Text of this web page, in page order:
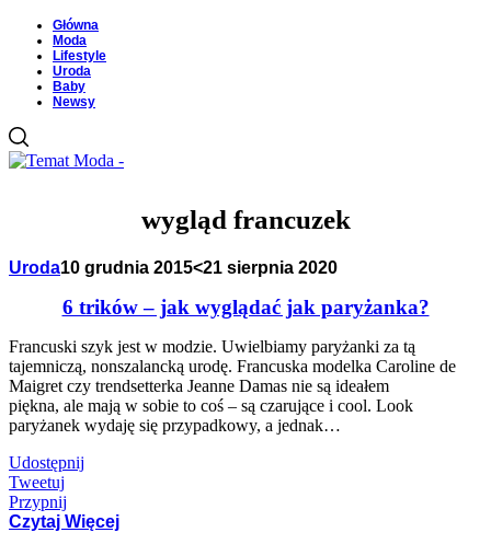
Główna
Moda
Lifestyle
Uroda
Baby
Newsy
wygląd francuzek
Uroda10 grudnia 2015<21 sierpnia 2020
6 trików – jak wyglądać jak paryżanka?
Francuski szyk jest w modzie. Uwielbiamy paryżanki za tą
tajemniczą, nonszalancką urodę. Francuska modelka Caroline de
Maigret czy trendsetterka Jeanne Damas nie są ideałem
piękna, ale mają w sobie to coś – są czarujące i cool. Look
paryżanek wydaję się przypadkowy, a jednak…
Udostępnij
Tweetuj
Przypnij
Czytaj Więcej